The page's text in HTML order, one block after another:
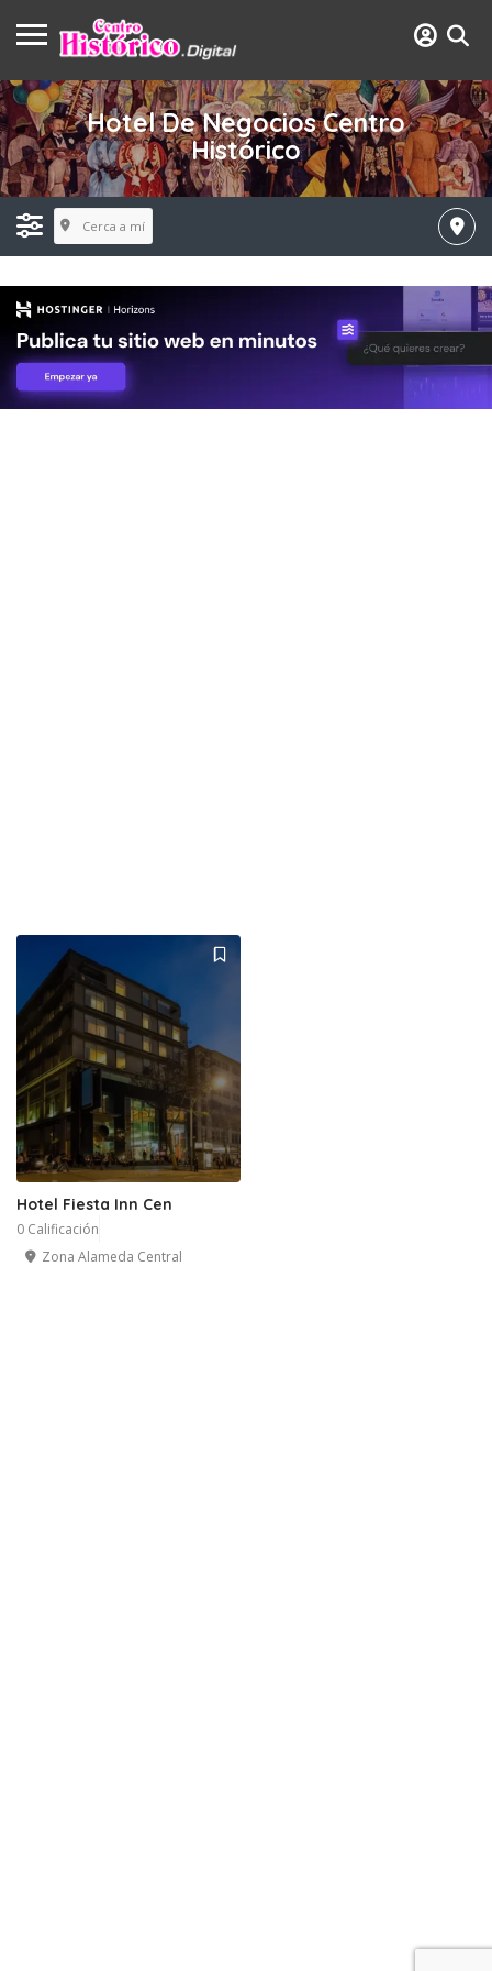
Hotel De Negocios Centro
Histórico
Cerca a mí
Hotel Fiesta Inn Cen
0 Calificación
Zona Alameda Central